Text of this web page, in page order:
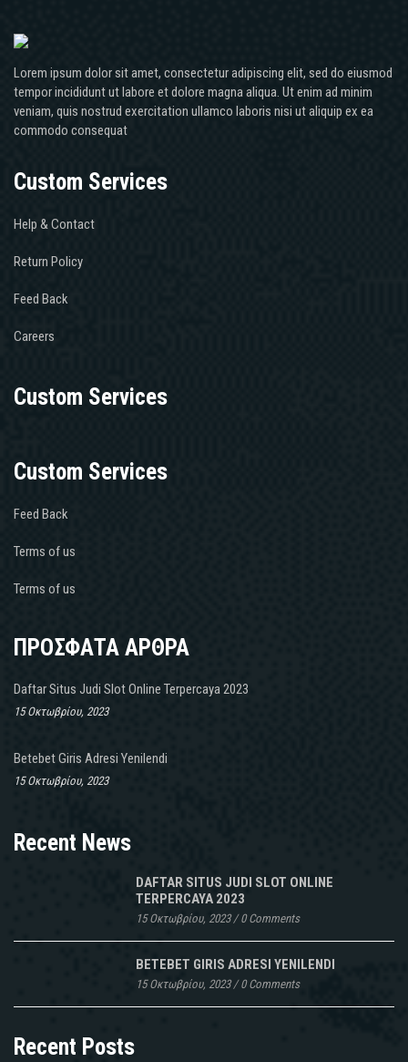
Lorem ipsum dolor sit amet, consectetur adipiscing elit, sed do eiusmod
tempor incididunt ut labore et dolore magna aliqua. Ut enim ad minim
veniam, quis nostrud exercitation ullamco laboris nisi ut aliquip ex ea
commodo consequat
Custom Services
Help & Contact
Return Policy
Feed Back
Careers
Custom Services
Custom Services
Feed Back
Terms of us
Terms of us
ΠΡΟΣΦΑΤΑ ΑΡΘΡΑ
Daftar Situs Judi Slot Online Terpercaya 2023
15 Οκτωβρίου, 2023
Betebet Giris Adresi Yenilendi
15 Οκτωβρίου, 2023
Recent News
DAFTAR SITUS JUDI SLOT ONLINE
TERPERCAYA 2023
15 Οκτωβρίου, 2023/0 Comments
BETEBET GIRIS ADRESI YENILENDI
15 Οκτωβρίου, 2023/0 Comments
Recent Posts